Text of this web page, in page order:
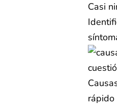
Casi
rápido